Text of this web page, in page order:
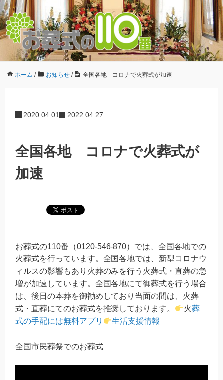
ホーム / お知らせ / 全国各地 コロナで火葬式が加速
2020.04.01 2022.04.27
全国各地 コロナで火葬式が
加速
お葬式の110番（0120-546-870）では、全国各地での
火葬式を行っています。全国各地では、新型コロナウ
ィルスの影響もあり火葬のみを行う火葬式・直葬の急
増が加速しています。全国各地にて御葬式を行う場合
は、後日の本葬を御勧めしており当面の間は、火葬
式・直葬にてのお葬式を推奨しております。
火葬
式の手配には無料アプリ
生活支援情報
全国市民葬祭でのお葬式